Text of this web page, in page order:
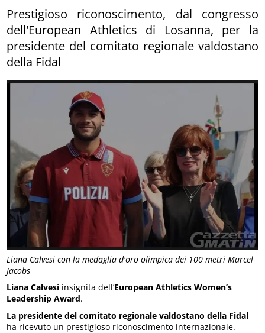
Liana Calvesi con la medaglia d'oro olimpica dei 100 metri Marcel
Jacobs
Prestigioso riconoscimento, dal congresso
dell'European Athletics di Losanna, per la
presidente del comitato regionale valdostano
della Fidal
Liana Calvesi insignita dell’European Athletics Women’s
Leadership Award.
La presidente del comitato regionale valdostano della Fidal
ha ricevuto un prestigioso riconoscimento internazionale.